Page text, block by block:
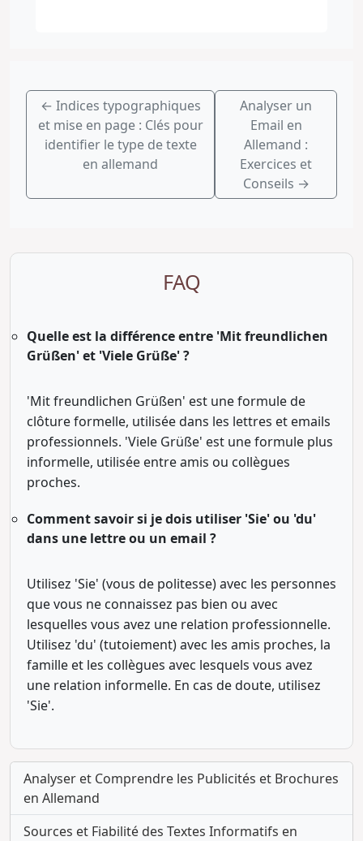
← Indices typographiques
et mise en page : Clés pour
identifier le type de texte
en allemand
Analyser un
Email en
Allemand :
Exercices et
Conseils →
FAQ
Quelle est la différence entre 'Mit freundlichen
Grüßen' et 'Viele Grüße' ?
'Mit freundlichen Grüßen' est une formule de
clôture formelle, utilisée dans les lettres et emails
professionnels. 'Viele Grüße' est une formule plus
informelle, utilisée entre amis ou collègues
proches.
Comment savoir si je dois utiliser 'Sie' ou 'du'
dans une lettre ou un email ?
Utilisez 'Sie' (vous de politesse) avec les personnes
que vous ne connaissez pas bien ou avec
lesquelles vous avez une relation professionnelle.
Utilisez 'du' (tutoiement) avec les amis proches, la
famille et les collègues avec lesquels vous avez
une relation informelle. En cas de doute, utilisez
'Sie'.
Analyser et Comprendre les Publicités et Brochures
en Allemand
Sources et Fiabilité des Textes Informatifs en